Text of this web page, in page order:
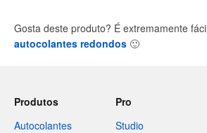
Gosta deste produto? É extremamente
autocolantes redondos 🙂
Produtos
Autocolantes
Pro
Studio